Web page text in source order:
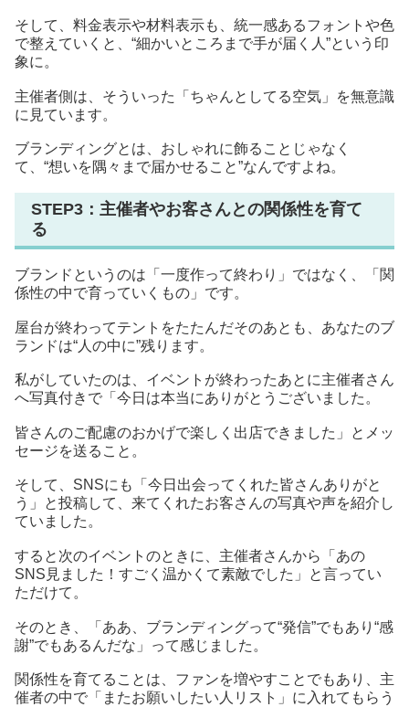
そして、料金表示や材料表示も、統一感あるフォントや色
で整えていくと、“細かいところまで手が届く人”という印
象に。
主催者側は、そういった「ちゃんとしてる空気」を無意識
に見ています。
ブランディングとは、おしゃれに飾ることじゃなく
て、“想いを隅々まで届かせること”なんですよね。
STEP3：主催者やお客さんとの関係性を育て
る
ブランドというのは「一度作って終わり」ではなく、「関
係性の中で育っていくもの」です。
屋台が終わってテントをたたんだそのあとも、あなたのブ
ランドは“人の中に”残ります。
私がしていたのは、イベントが終わったあとに主催者さん
へ写真付きで「今日は本当にありがとうございました。
皆さんのご配慮のおかげで楽しく出店できました」とメッ
セージを送ること。
そして、SNSにも「今日出会ってくれた皆さんありがと
う」と投稿して、来てくれたお客さんの写真や声を紹介し
ていました。
すると次のイベントのときに、主催者さんから「あの
SNS見ました！すごく温かくて素敵でした」と言ってい
ただけて。
そのとき、「ああ、ブランディングって“発信”でもあり“感
謝”でもあるんだな」って感じました。
関係性を育てることは、ファンを増やすことでもあり、主
催者の中で「またお願いしたい人リスト」に入れてもらう